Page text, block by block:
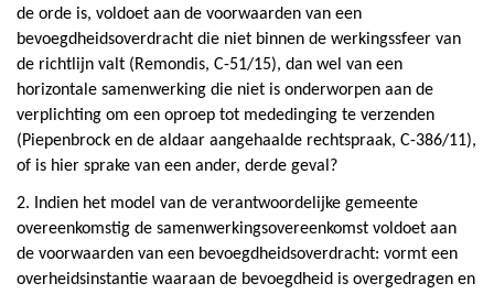
de orde is, voldoet aan de voorwaarden van een
bevoegdheidsoverdracht die niet binnen de werkingssfeer van
de richtlijn valt (Remondis, C-51/15), dan wel van een
horizontale samenwerking die niet is onderworpen aan de
verplichting om een oproep tot mededinging te verzenden
(Piepenbrock en de aldaar aangehaalde rechtspraak, C-386/11),
of is hier sprake van een ander, derde geval?
2. Indien het model van de verantwoordelijke gemeente
overeenkomstig de samenwerkingsovereenkomst voldoet aan
de voorwaarden van een bevoegdheidsoverdracht: vormt een
overheidsinstantie waaraan de bevoegdheid is overgedragen en